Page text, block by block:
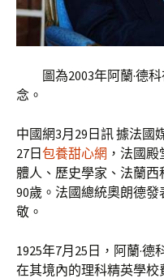
圖為2003年阿蘭·德科
念。
中國網3月29日訊 據法國
27日包養甜心網 ，法國
體人、歷史學家、法蘭西
90歲。法國總統奧朗德發
敬。
1925年7月25日，阿蘭·
在其境內的理科精英學校